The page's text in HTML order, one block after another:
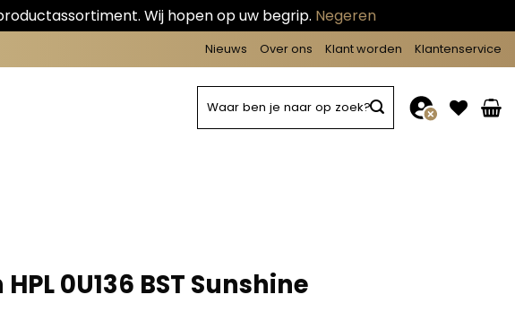
Wij hopen op uw begrip. Negeren
Nieuws Over ons Klant worden Klantenservice
naar:
0U136 BST Sunshine